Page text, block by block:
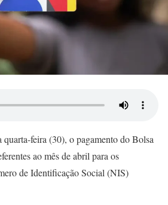
feira (30), o pagamento do Bolsa
ao mês de abril para os
de Identificação Social (NIS)